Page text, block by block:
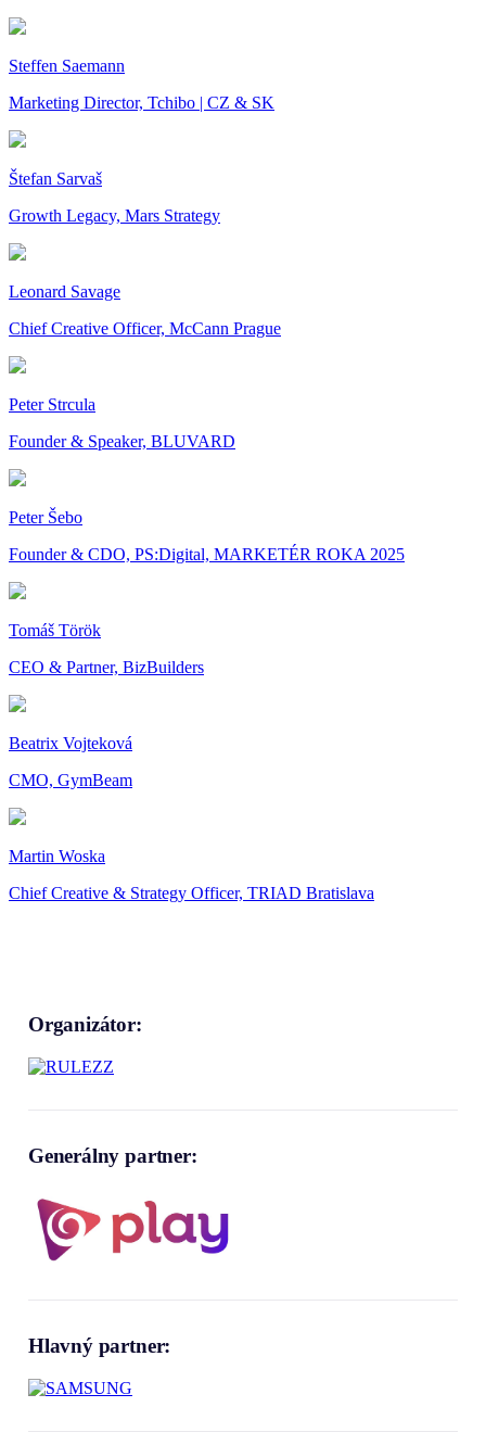
Steffen Saemann
Marketing Director, Tchibo | CZ & SK
Štefan Sarvaš
Growth Legacy, Mars Strategy
Leonard Savage
Chief Creative Officer, McCann Prague
Peter Strcula
Founder & Speaker, BLUVARD
Peter Šebo
Founder & CDO, PS:Digital, MARKETÉR ROKA 2025
Tomáš Török
CEO & Partner, BizBuilders
Beatrix Vojteková
CMO, GymBeam
Martin Woska
Chief Creative & Strategy Officer, TRIAD Bratislava
Organizátor:
Generálny partner:
Hlavný partner: